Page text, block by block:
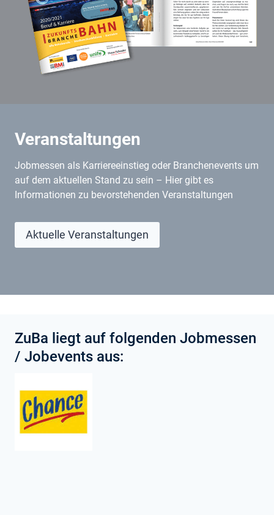
Veranstaltungen
Jobmessen als Karriereeinstieg oder Branchenevents um
auf dem aktuellen Stand zu sein – Hier gibt es
Informationen zu bevorstehenden Veranstaltungen
Aktuelle Veranstaltungen
ZuBa liegt auf folgenden Jobmessen
/ Jobevents aus: